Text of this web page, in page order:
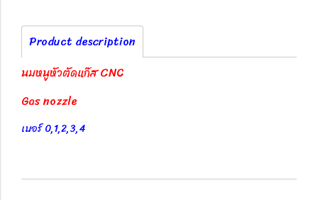
Product description
นมหนูหัวตัดแก๊ส CNC
Gas nozzle
เบอร์ 0,1,2,3,4